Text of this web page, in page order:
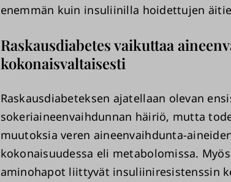
enemmän kuin insuliinilla hoidettujen
Raskausdiabetes vaikuttaa
kokonaisvaltaisesti
Raskausdiabeteksen ajatellaan olevan
sokeriaineenvaihdunnan häiriö, mutta
muutoksia veren aineenvaihdunta-
kokonaisuudessa eli metabolomissa.
aminohapot liittyvät insuliiniresistenssin